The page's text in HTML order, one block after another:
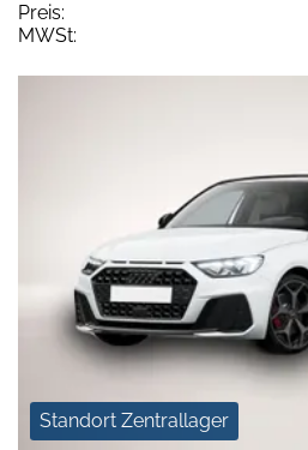
Preis:
MWSt:
Standort Zentrallager